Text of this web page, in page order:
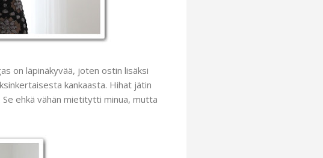
on läpinäkyvää, joten ostin lisäksi
kankaasta. Hihat jätin
ehkä vähän mietitytti minua, mutta